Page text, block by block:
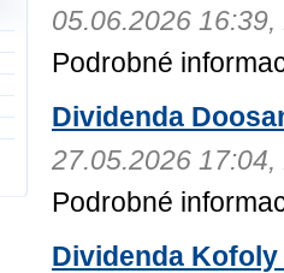
05.06.2026
Podrobné
Dividenda
27.05.2026 17:04,
Podrobné
Dividenda